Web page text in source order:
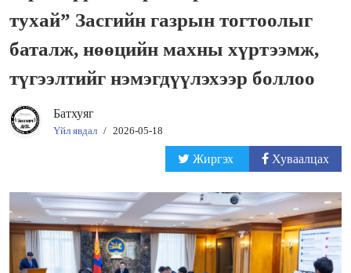
тухай” Засгийн газрын тогтоолыг
баталж, нөөцийн махны хүртээмж,
түгээлтийг нэмэгдүүлэхээр боллоо
Батхуяг
Үйл явдал / 2026-05-18
Жиргэх Хуваалцах